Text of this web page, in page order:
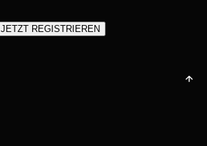
JETZT REGISTRIEREN